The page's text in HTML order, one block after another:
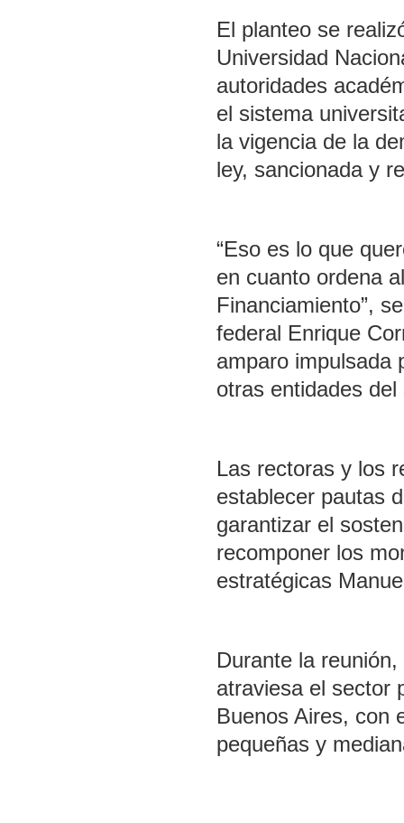
El planteo se
Universidad
autoridades
el sistema
la vigencia de la
ley, sancionada y
“Eso es lo que
en cuanto ordena
Financiamiento”,
federal Enrique
amparo impulsada
otras entidades del
Las rectoras y los
establecer pautas
garantizar el
recomponer los
estratégicas
Durante la
atraviesa el sector
Buenos Aires, con
pequeñas y